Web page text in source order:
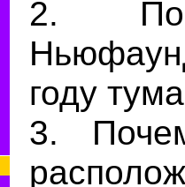
2.
году
3.